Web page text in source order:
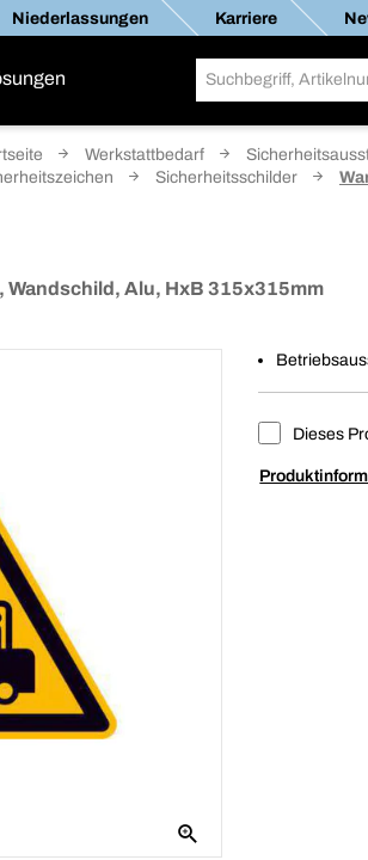
Niederlassungen Karriere
Werkstattbedarf
Sicherheitsschilder
Wandschild, Alu, HxB 315x315mm
Dieses